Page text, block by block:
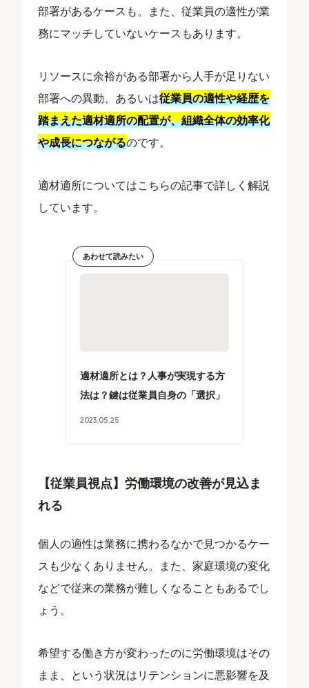
部署があるケースも。また、従業員の適性が業
務にマッチしていないケースもあります。
リソースに余裕がある部署から人手が足りない
部署への異動、あるいは従業員の適性や経歴を
踏まえた適材適所の配置が、組織全体の効率化
や成長につながるのです。
適材適所についてはこちらの記事で詳しく解説
しています。
あわせて読みたい
適材適所とは？人事が実現する方
法は？鍵は従業員自身の「選択」
2023.05.25
【従業員視点】労働環境の改善が見込ま
れる
個人の適性は業務に携わるなかで見つかるケー
スも少なくありません。また、家庭環境の変化
などで従来の業務が難しくなることもあるでし
ょう。
希望する働き方が変わったのに労働環境はその
まま、という状況はリテンションに悪影響を及